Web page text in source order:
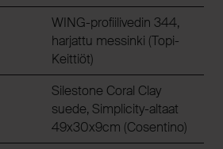
WING-profiilivedin 344,
harjattu messinki (Topi-
Keittiöt)
Silestone Coral Clay
suede, Simplicity-altaat
49x30x9cm (Cosentino)